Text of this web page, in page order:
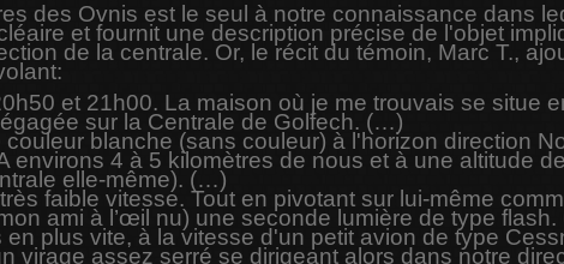
des Ovnis est le seul à notre connaissance dans
et fournit une description précise de l'objet
de la centrale. Or, le récit du témoin, Marc T.,
et 21h00. La maison où je me trouvais se situe
sur la Centrale de Golfech. (…)
blanche (sans couleur) à l'horizon direction
environs 4 à 5 kilomètres de nous et à une altitude
elle-même). (…)
faible vitesse. Tout en pivotant sur lui-même
ami à l’œil nu) une seconde lumière de type
plus vite, à la vitesse d'un petit avion de type
virage assez serré se dirigeant alors dans notre